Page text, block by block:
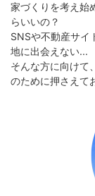
家づくりを考え始
らいいの？
SNSや不動産サイ
地に出会えない...
そんな方に向けて
のために押さえて